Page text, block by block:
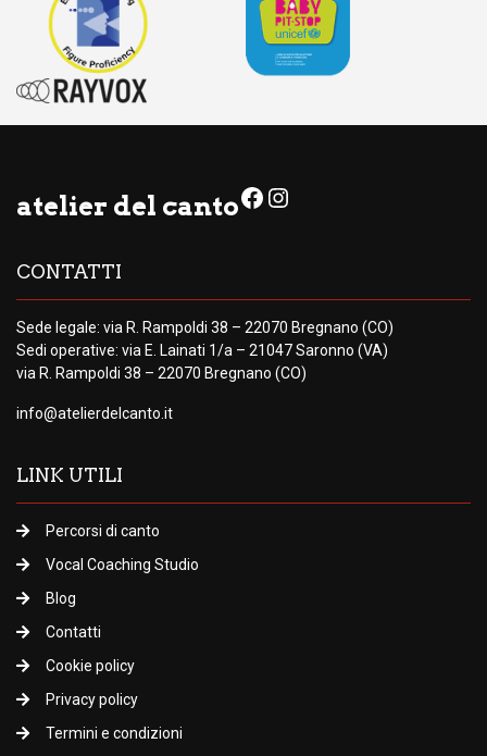
atelier del cantoFacebook
Instagram
CONTATTI
Sede legale: via R. Rampoldi 38 – 22070 Bregnano (CO)
Sedi operative: via E. Lainati 1/a – 21047 Saronno (VA)
via R. Rampoldi 38 – 22070 Bregnano (CO)
info@atelierdelcanto.it
LINK UTILI
Percorsi di canto
Vocal Coaching Studio
Blog
Contatti
Cookie policy
Privacy policy
Termini e condizioni